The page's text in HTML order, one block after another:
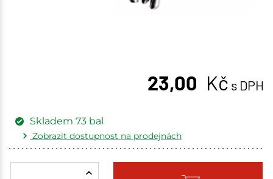
23,00 Kč s DPH
Skladem 73 bal
Zobrazit dostupnost na prodejnách